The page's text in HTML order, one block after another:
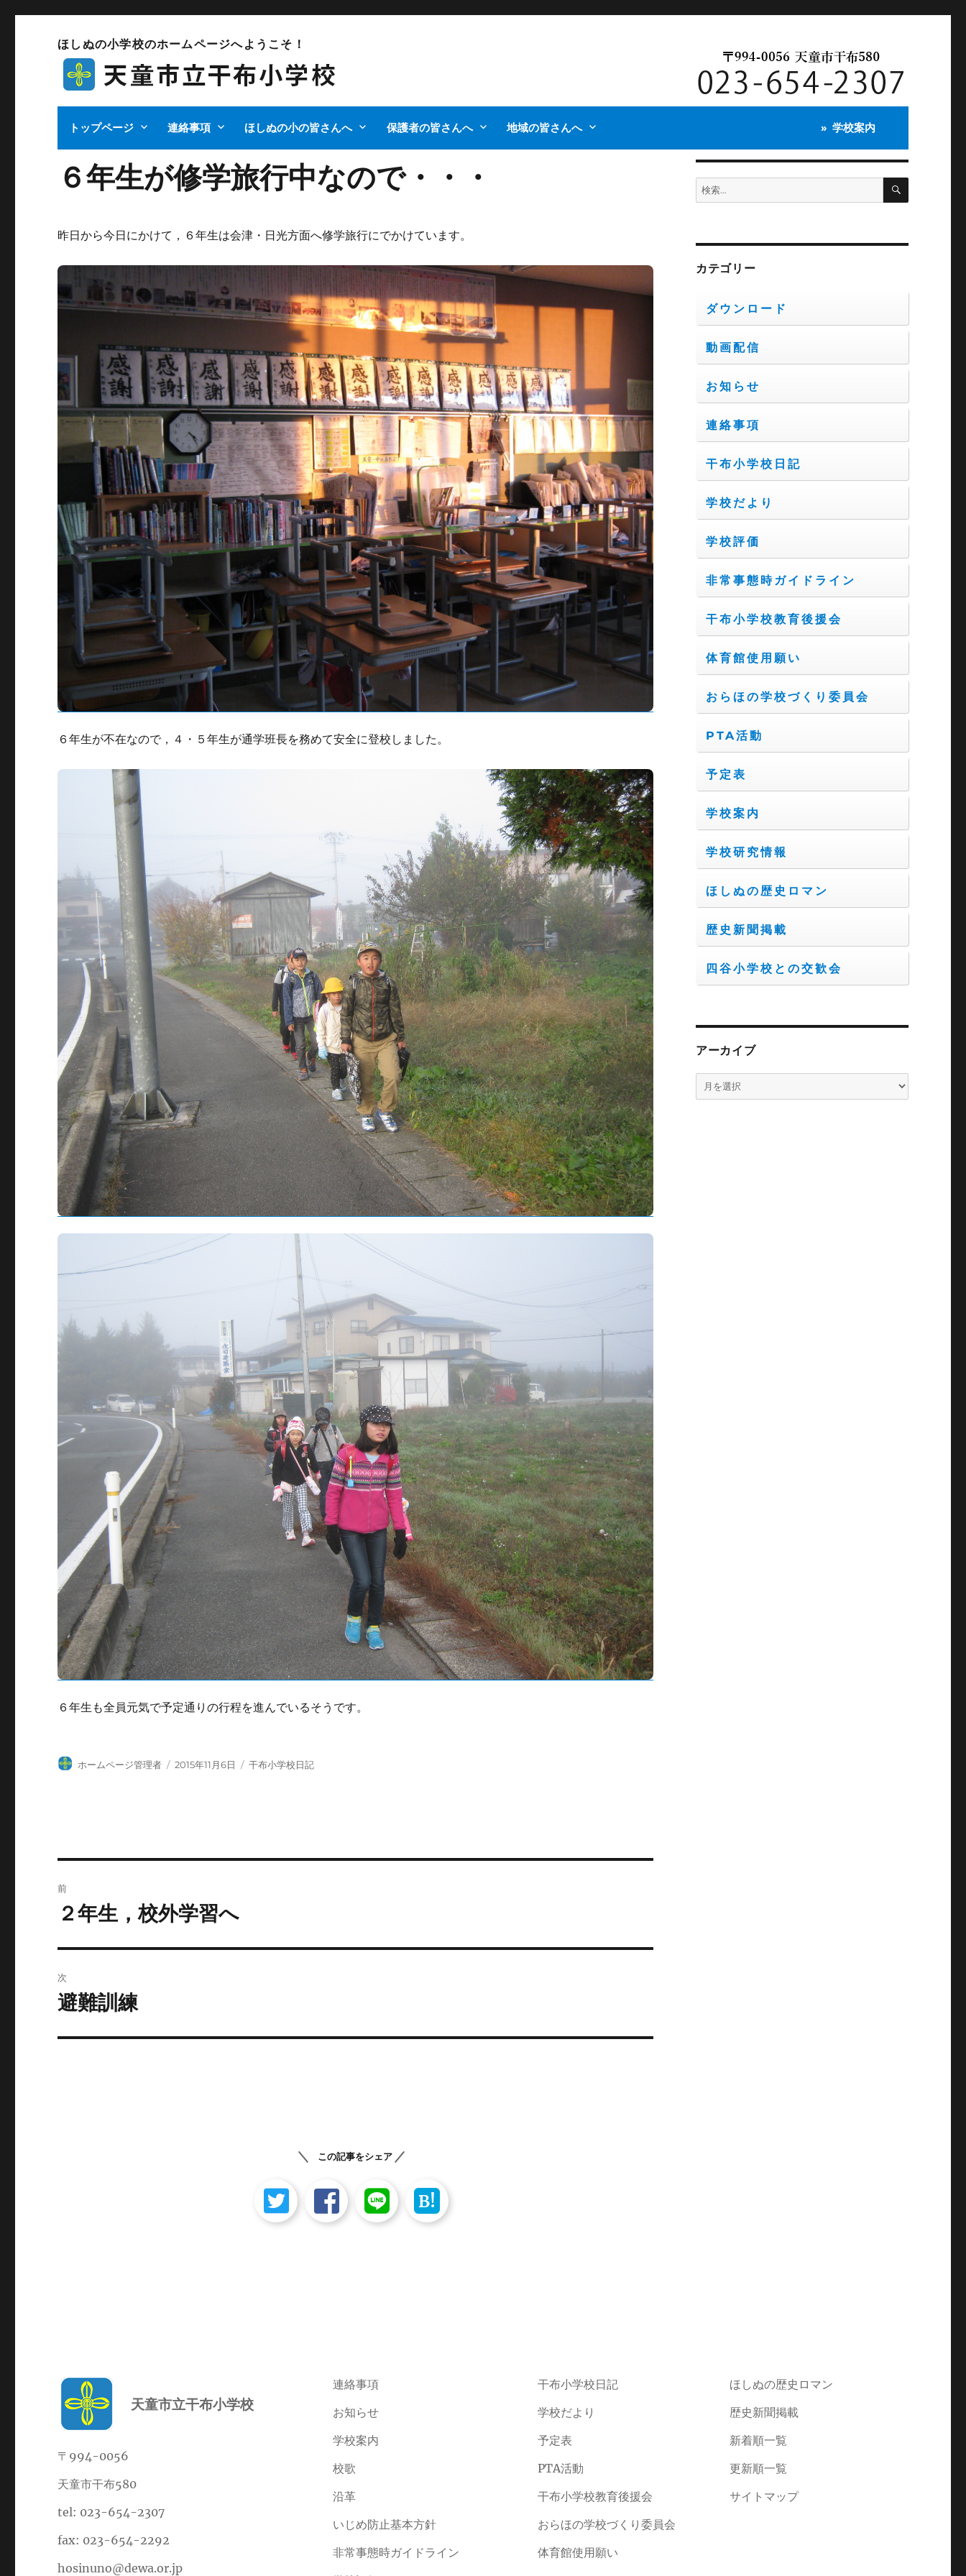
ほしぬの小学校のホームページへようこそ！
トップページ 連絡事項 ほしぬの小の皆さんへ 保護者の皆さんへ 地域の皆さんへ 学校案内
６年生が修学旅行中なので・・・
昨日から今日にかけて，６年生は会津・日光方面へ修学旅行にでかけています。
６年生が不在なので，４・５年生が通学班長を務めて安全に登校しました。
６年生も全員元気で予定通りの行程を進んでいるそうです。
投
ホームページ管理者
投
2015年11月6日
カ
干布小学校日記
稿
ゲ
前
前
投
稿:
２年生，校外学習へ
次
次
投
避難訓練
この記事をシェア
B!
検
索:
検
カテゴリー
ダウンロード
動画配信
お知らせ
連絡事項
干布小学校日記
学校だより
学校評価
非常事態時ガイドライン
干布小学校教育後援会
体育館使用願い
おらほの学校づくり委員会
PTA活動
予定表
学校案内
学校研究情報
ほしぬの歴史ロマン
歴史新聞掲載
四谷小学校との交歓会
アーカイブ
天童市立干布小学校
〒994-0056
天童市干布580
tel: 023-654-2307
fax: 023-654-2292
hosinuno@dewa.or.jp
連絡事項
お知らせ
学校案内
校歌
沿革
いじめ防止基本方針
非常事態時ガイドライン
干布小学校日記
学校だより
予定表
PTA活動
干布小学校教育後援会
おらほの学校づくり委員会
体育館使用願い
ほしぬの歴史ロマン
歴史新聞掲載
新着順一覧
更新順一覧
サイトマップ